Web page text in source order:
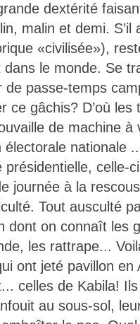
dextérité
malin et demi. S’il
«civilisée»),
le monde. Se
passe-temps
gâchis? D’où les
de machine à
électorale nationale
celle-
journée à la
Tout ausculté
dont on connaît les
les rattrape...
ont jeté pavillon en
celles de Kabila!
au sous-sol,